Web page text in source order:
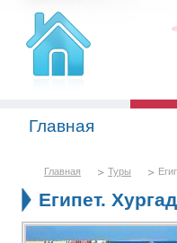
Главная
Главная Туры
Египет.